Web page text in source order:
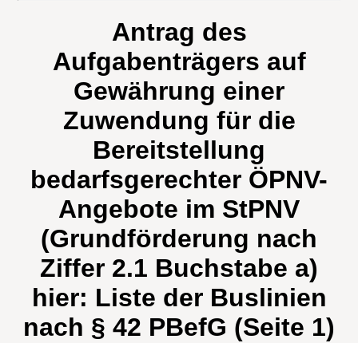
Antrag des
Aufgabenträgers auf
Gewährung einer
Zuwendung für die
Bereitstellung
bedarfsgerechter ÖPNV-
Angebote im StPNV
(Grundförderung nach
Ziffer 2.1 Buchstabe a)
hier: Liste der Buslinien
nach § 42 PBefG (Seite 1)